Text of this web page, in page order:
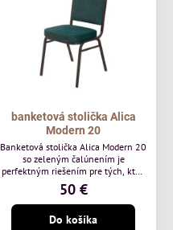
banketová stolička Alica
Modern 20
Banketová stolička Alica Modern 20
so zeleným čalúnením je
perfektným riešením pre tých, ktorí
si cenia vysokú kvalitu a jedinečný
dizajn. Stolička je výnimočná
použitím vysoko kvalitného tmavo
zeleného zamatového čalúnenia od
50 €
Do košíka